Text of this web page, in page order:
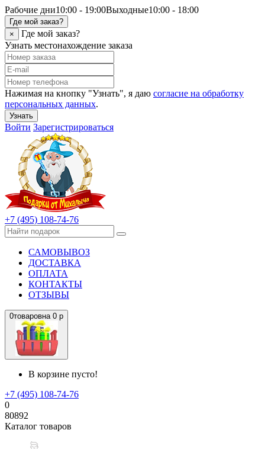
Рабочие дни10:00 - 19:00Выходные10:00 - 18:00
Где мой заказ?
×
Где мой заказ?
Узнать местонахождение заказа
Нажимая на кнопку "Узнать", я даю согласие на обработку
персональных данных.
Узнать
Войти Зарегистрироваться
+7 (495) 108-74-76
САМОВЫВОЗ
ДОСТАВКА
ОПЛАТА
КОНТАКТЫ
ОТЗЫВЫ
0товаровна 0 р
В корзине пусто!
+7 (495) 108-74-76
0
80892
Каталог товаров